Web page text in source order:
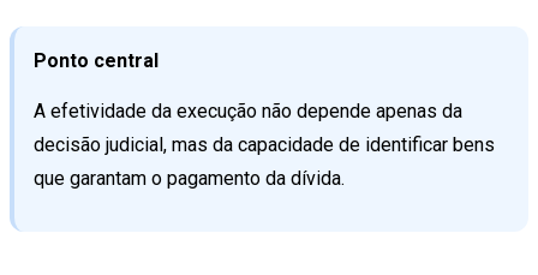
Ponto central
A efetividade da execução não depende apenas da
decisão judicial, mas da capacidade de identificar bens
que garantam o pagamento da dívida.